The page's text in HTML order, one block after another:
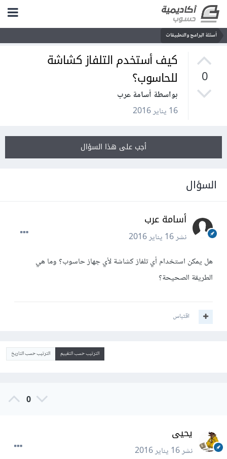
أسئلة البرامج والتطبيقات
0
كيف أستخدم التلفاز كشاشة
للحاسوب؟
بواسطة أسامة عرب
16 يناير 2016
أجب على هذا السؤال
السؤال
أسامة عرب
نشر16 يناير 2016
هل يمكن استخدام أي تلفاز كشاشة لأي جهاز حاسوب؟ وما هي
الطريقة الصحيحة؟
اقتباس
الترتيب حسب التقييم الترتيب حسب التاريخ
0
يحيى
نشر16 يناير 2016